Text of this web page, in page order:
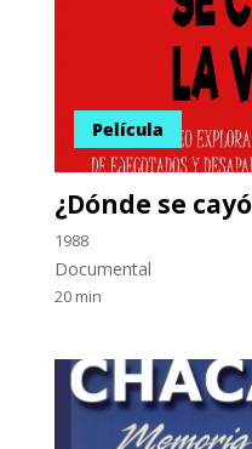
Película
¿Dónde se
1988
Documental
20 min